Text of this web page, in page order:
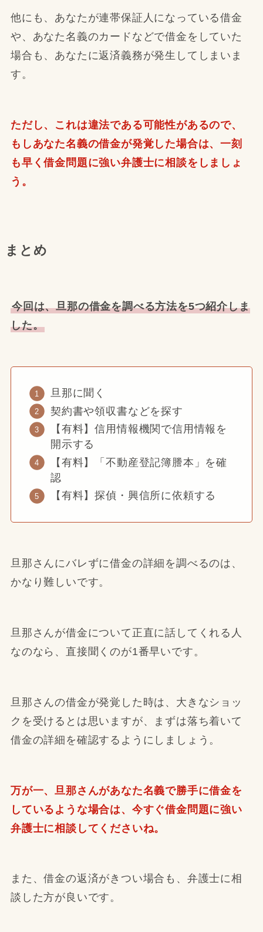
他にも、あなたが連帯保証人になっている借金
や、あなた名義のカードなどで借金をしていた
場合も、あなたに返済義務が発生してしまいま
す。
ただし、これは違法である可能性があるので、
もしあなた名義の借金が発覚した場合は、一刻
も早く借金問題に強い弁護士に相談をしましょ
う。
まとめ
今回は、旦那の借金を調べる方法を5つ紹介しま
した。
旦那に聞く
契約書や領収書などを探す
【有料】信用情報機関で信用情報を
開示する
【有料】「不動産登記簿謄本」を確
認
【有料】探偵・興信所に依頼する
旦那さんにバレずに借金の詳細を調べるのは、
かなり難しいです。
旦那さんが借金について正直に話してくれる人
なのなら、直接聞くのが1番早いです。
旦那さんの借金が発覚した時は、大きなショッ
クを受けるとは思いますが、まずは落ち着いて
借金の詳細を確認するようにしましょう。
万が一、旦那さんがあなた名義で勝手に借金を
しているような場合は、今すぐ借金問題に強い
弁護士に相談してくださいね。
また、借金の返済がきつい場合も、弁護士に相
談した方が良いです。